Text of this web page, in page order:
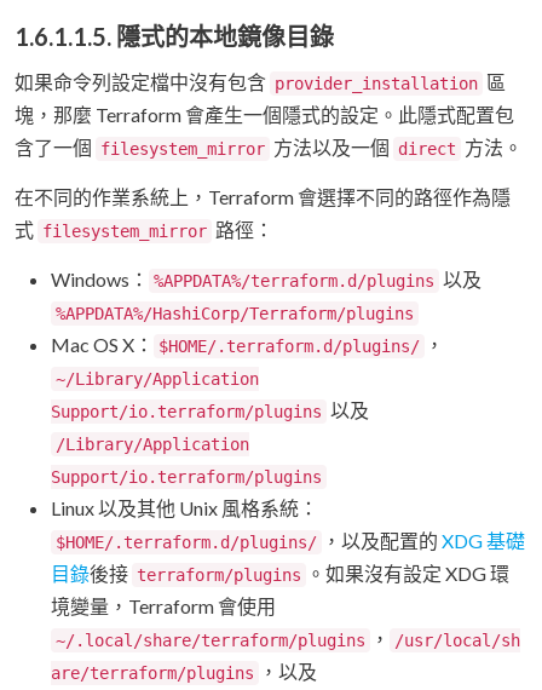
1.6.1.1.5. 隱式的本地鏡像目錄
如果命令列設定檔中沒有包含 provider_installation 區
塊，那麼 Terraform 會產生一個隱式的設定。此隱式配置包
含了一個
filesystem_mirror 方法以及一個 direct 方法。
在不同的作業系統上，Terraform 會選擇不同的路徑作為隱
式 filesystem_mirror 路徑：
Windows： %APPDATA%/terraform.d/plugins 以及
%APPDATA%/HashiCorp/Terraform/plugins
Mac OS X： $HOME/.terraform.d/plugins/ ，
~/Library/Application
Support/io.terraform/plugins 以及
/Library/Application
Support/io.terraform/plugins
Linux 以及其他 Unix 風格系統：
$HOME/.terraform.d/plugins/ ，以及配置的 XDG 基礎
目錄後接 terraform/plugins
。如果沒有設定 XDG 環
境變量，Terraform 會使用
~/.local/share/terraform/plugins ，
/usr/local/sh
are/terraform/plugins
，以及